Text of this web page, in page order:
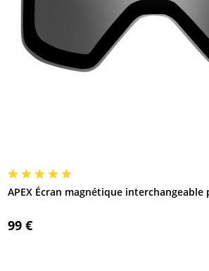
APEX Écran magnétique interchangeable
99 €